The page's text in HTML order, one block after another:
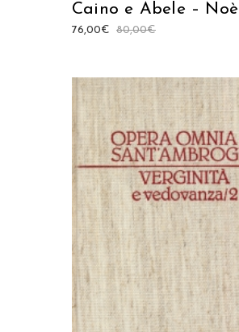
Caino e Abele – Noè
80,00€
76,00€
AGGIUNGI AL CARRELLO